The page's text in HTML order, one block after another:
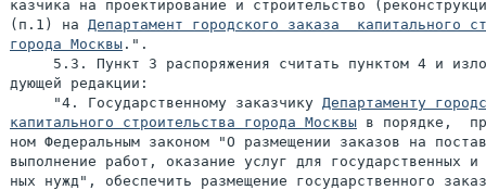
казчика на проектирование и строительство
(п.1) на Департамент городского заказа  капитального
города Москвы .".
5.3. Пункт 3 распоряжения считать пунктом 4 и
дующей редакции:
     "4. Государственному заказчику
Департаменту
капитального строительства города Москвы в порядке,
ном Федеральным законом "О размещении заказов на
выполнение работ, оказание услуг для государственных и
ных нужд", обеспечить размещение государственного